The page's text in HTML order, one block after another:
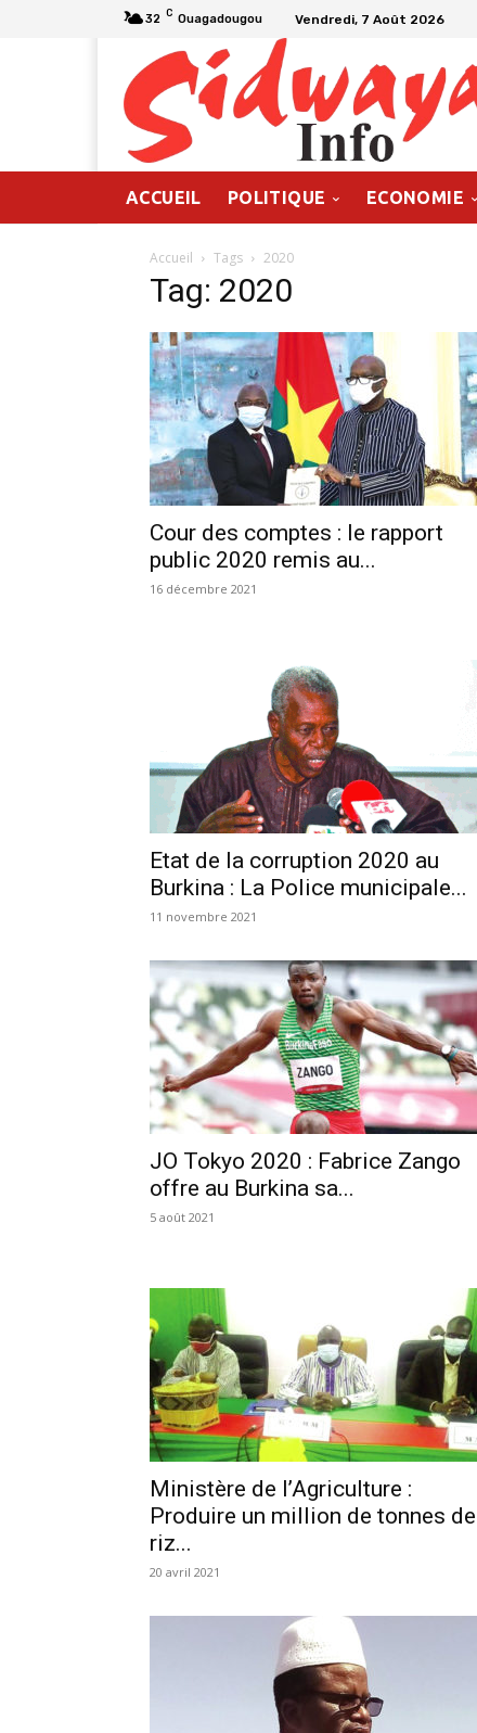
32 C Ouagadougou Vendredi, 7 Août 2026
ACCUEIL POLITIQUE ECONOMIE
Accueil Tags 2020
Tag: 2020
Cour des comptes : le rapport
public 2020 remis au...
16 décembre 2021
Etat de la corruption 2020 au
Burkina : La Police municipale...
11 novembre 2021
JO Tokyo 2020 : Fabrice Zango
offre au Burkina sa...
5 août 2021
Ministère de l’Agriculture :
Produire un million de tonnes de
riz...
20 avril 2021